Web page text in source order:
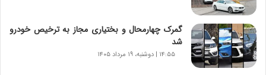
ر
ا
ن‌
خ
و
د
گمرک چهارمحال و بختیاری مجاز به ترخیص خودرو
شد
۱۴:۵۵ | دوشنبه، ۱۹ مرداد ۱۴۰۵